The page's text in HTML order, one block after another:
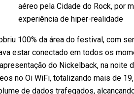
aéreo pela Cidade do Rock, por
experiência de hiper-realidade
100% da área do festival, com
estar conectado em todos os
do Nickelback, na noite
no Oi WiFi, totalizando mais de
de dados trafegados,